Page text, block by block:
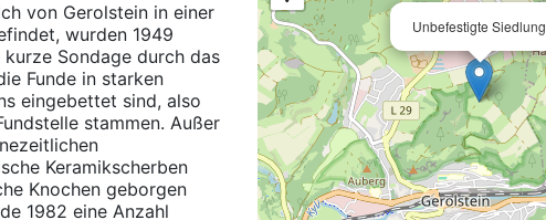
von Gerolstein in einer
wurden 1949
Sondage durch das
Funde in starken
eingebettet sind, also
stammen. Außer
Keramikscherben
Knochen geborgen
1982 eine Anzahl
Unbefestigte Siedlung